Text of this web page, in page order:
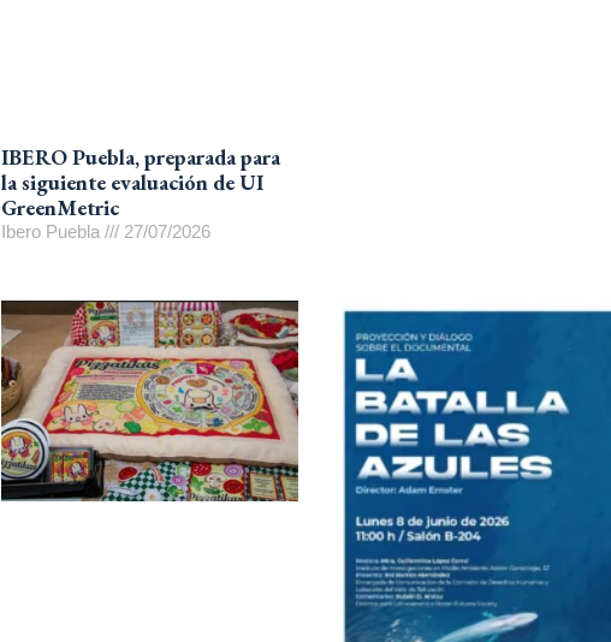
IBERO Puebla, preparada para
la siguiente evaluación de UI
GreenMetric
Ibero Puebla 27/07/2026